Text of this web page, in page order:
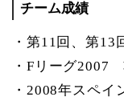
チーム成績
・第11回、第
・Fリーグ2007
・2008年スペ